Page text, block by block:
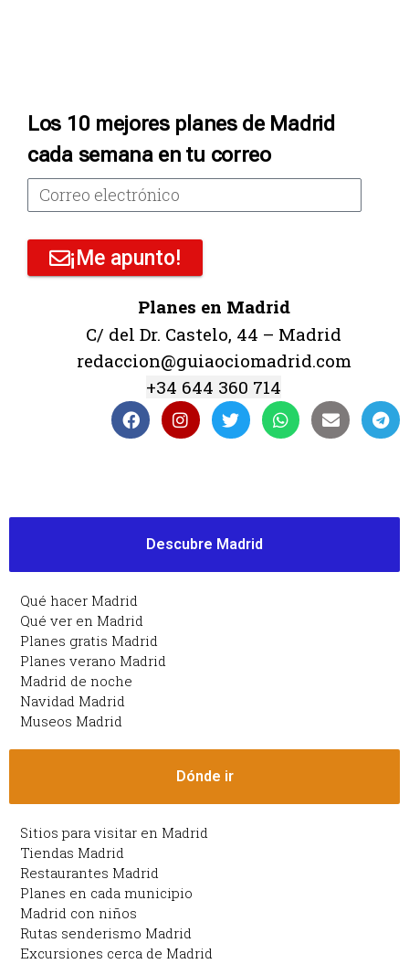
Los 10 mejores planes de Madrid
cada semana en tu correo
¡Me apunto!
Planes en Madrid
C/ del Dr. Castelo, 44 – Madrid
redaccion@guiaociomadrid.com
+34 644 360 714
Descubre Madrid
Qué hacer Madrid
Qué ver en Madrid
Planes gratis Madrid
Planes verano Madrid
Madrid de noche
Navidad Madrid
Museos Madrid
Dónde ir
Sitios para visitar en Madrid
Tiendas Madrid
Restaurantes Madrid
Planes en cada municipio
Madrid con niños
Rutas senderismo Madrid
Excursiones cerca de Madrid